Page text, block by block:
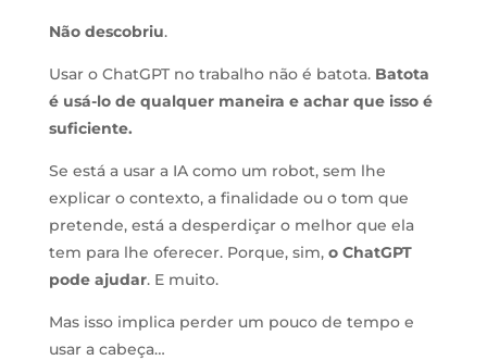
Não descobriu.
Usar o ChatGPT no trabalho não é batota. Batota
é usá-lo de qualquer maneira e achar que isso é
suficiente.
Se está a usar a IA como um robot, sem lhe
explicar o contexto, a finalidade ou o tom que
pretende, está a desperdiçar o melhor que ela
tem para lhe oferecer. Porque, sim, o ChatGPT
pode ajudar. E muito.
Mas isso implica perder um pouco de tempo e
usar a cabeça…